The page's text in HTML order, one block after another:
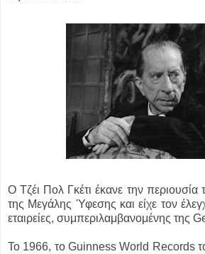
Ο Τζέι Πολ Γκέτι έκανε την περιουσία
της Μεγάλης Ύφεσης και είχε τον
εταιρείες, συμπεριλαμβανομένης της
Το 1966, το Guinness World Records